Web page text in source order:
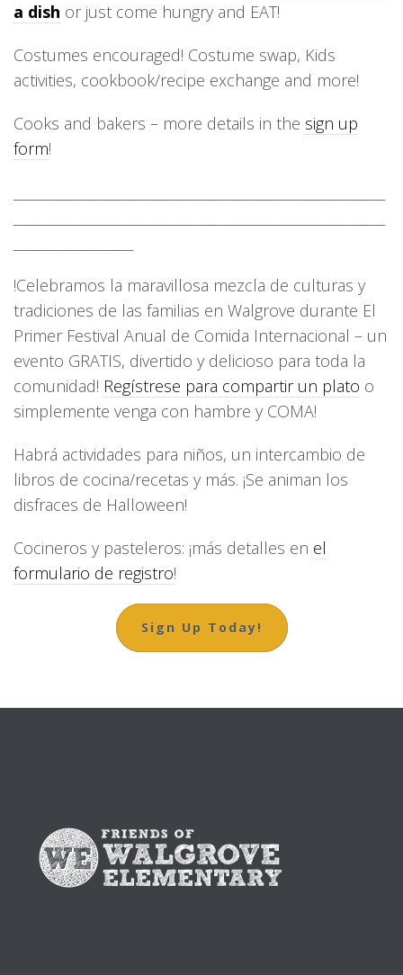
a dish or just come hungry and EAT!
Costumes encouraged! Costume swap, Kids
activities, cookbook/recipe exchange and more!
Cooks and bakers – more details in the sign up
form!
!Celebramos la maravillosa mezcla de culturas y
tradiciones de las familias en Walgrove durante El
Primer Festival Anual de Comida Internacional – un
evento GRATIS, divertido y delicioso para toda la
comunidad! Regístrese para compartir un plato o
simplemente venga con hambre y COMA!
Habrá actividades para niños, un intercambio de
libros de cocina/recetas y más. ¡Se animan los
disfraces de Halloween!
Cocineros y pasteleros: ¡más detalles en el
formulario de registro!
Sign Up Today!